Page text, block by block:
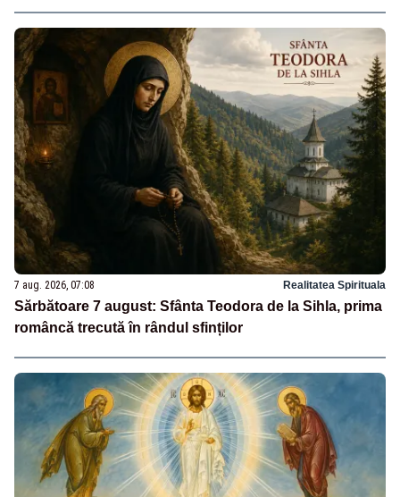
7 aug. 2026, 07:08 Realitatea Spirituala
Sărbătoare 7 august: Sfânta Teodora de la Sihla, prima
româncă trecută în rândul sfinților